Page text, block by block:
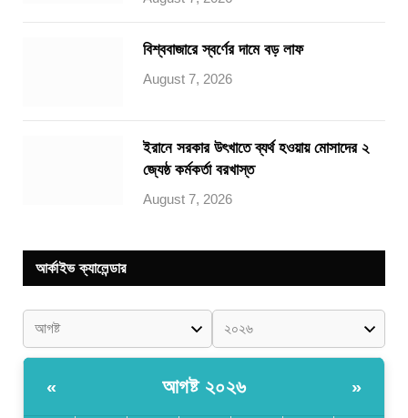
বিশ্ববাজারে স্বর্ণের দামে বড় লাফ
August 7, 2026
ইরানে সরকার উৎখাতে ব্যর্থ হওয়ায় মোসাদের ২
জ্যেষ্ঠ কর্মকর্তা বরখাস্ত
August 7, 2026
আর্কাইভ ক্যালেন্ডার
« আগষ্ট ২০২৬ »